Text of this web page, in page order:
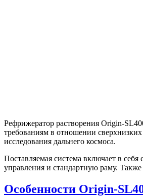
Рефрижератор растворения Origin-
требованиям в отношении
исследования дальнего космоса.
Поставляемая система включает в
управления и стандартную раму.
Особенности Origin-